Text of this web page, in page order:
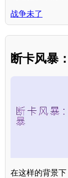
战争未了
断卡风暴
在这样的背景